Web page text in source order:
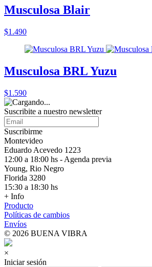
Musculosa Blair
$1.490
Musculosa BRL Yuzu
$1.590
Suscribite a nuestro newsletter
Suscribirme
Montevideo
Eduardo Acevedo 1223
12:00 a 18:00 hs - Agenda previa
Young, Rio Negro
Florida 3280
15:30 a 18:30 hs
+ Info
Producto
Políticas de cambios
Envíos
© 2026 BUENA VIBRA
×
Iniciar sesión